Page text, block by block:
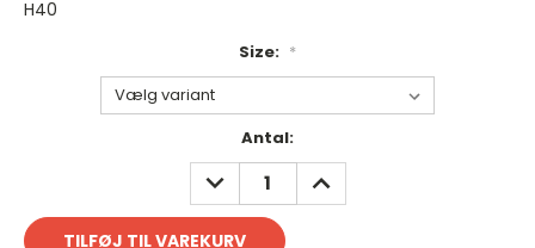
H40
Size: *
Antal:
REDUCER
ANTAL:
FORØG
ANTAL: